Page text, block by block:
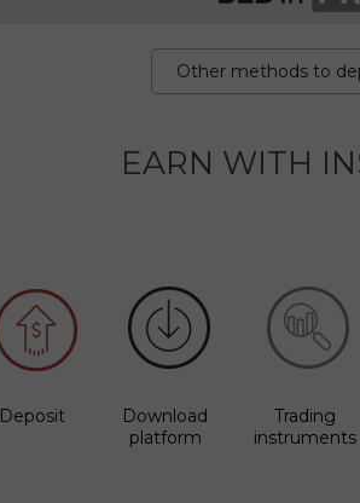
Other methods to
EARN WITH
Deposit
Download
platform
Trading
instruments